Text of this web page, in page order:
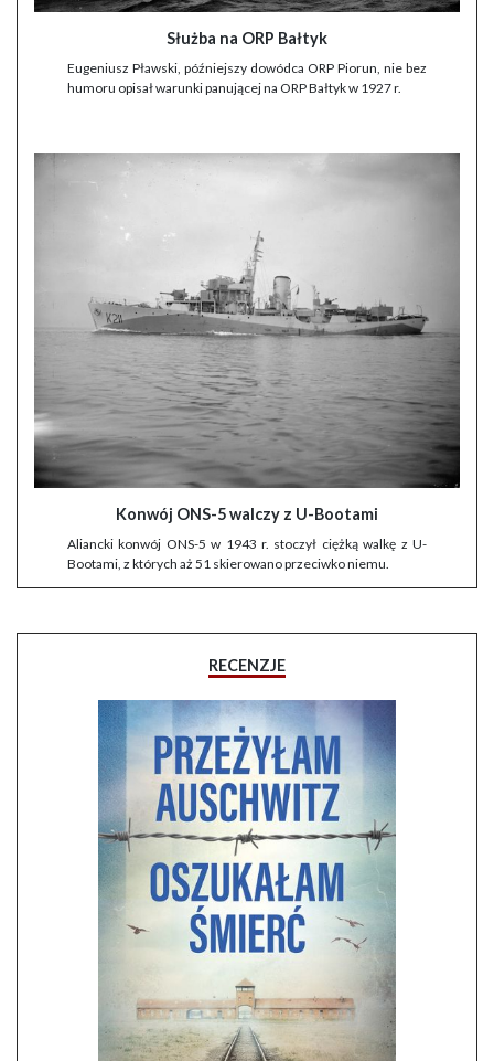
Służba na ORP Bałtyk
Eugeniusz Pławski, późniejszy dowódca ORP Piorun, nie bez
humoru opisał warunki panującej na ORP Bałtyk w 1927 r.
Konwój ONS-5 walczy z U-Bootami
Aliancki konwój ONS-5 w 1943 r. stoczył ciężką walkę z U-
Bootami, z których aż 51 skierowano przeciwko niemu.
RECENZJE